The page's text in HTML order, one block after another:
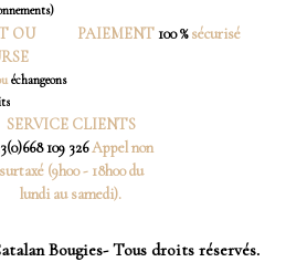
OU
échangeons
PAIEMENT100 %sécurisé
SERVICE CLIENTS
109 326Appel non
surtaxé (9h00 - 18h00 du
lundi au samedi).
Bougies- Tous droits réservés.